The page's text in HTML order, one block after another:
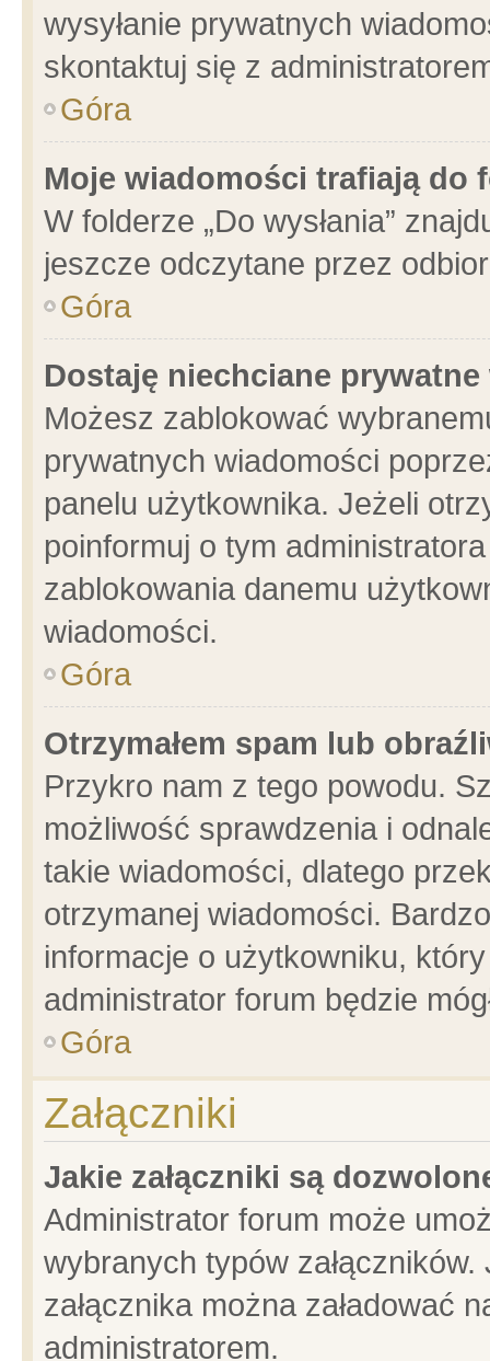
wysyłanie prywatnych
skontaktuj się z
Góra
Moje wiadomości trafiają do
W folderze „Do wysłania”
jeszcze odczytane przez
Góra
Dostaję niechciane
Możesz zablokować
prywatnych wiadomości
panelu użytkownika. Jeżeli
poinformuj o tym
zablokowania danemu
wiadomości.
Góra
Otrzymałem spam lub
Przykro nam z tego powodu.
możliwość sprawdzenia i
takie wiadomości, dlatego
otrzymanej wiadomości.
informacje o użytkowniku,
administrator forum będzie
Góra
Załączniki
Jakie załączniki są
Administrator forum może
wybranych typów
załącznika można załadować
administratorem.